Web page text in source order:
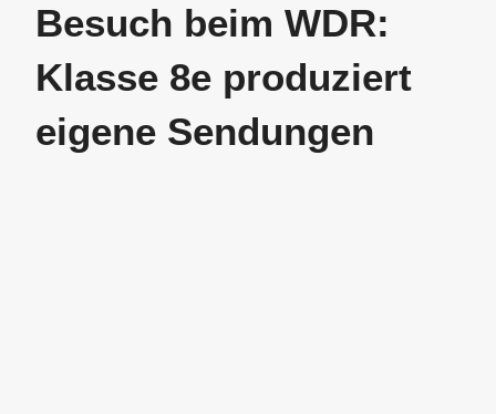
Besuch beim WDR:
Klasse 8e produziert
eigene Sendungen